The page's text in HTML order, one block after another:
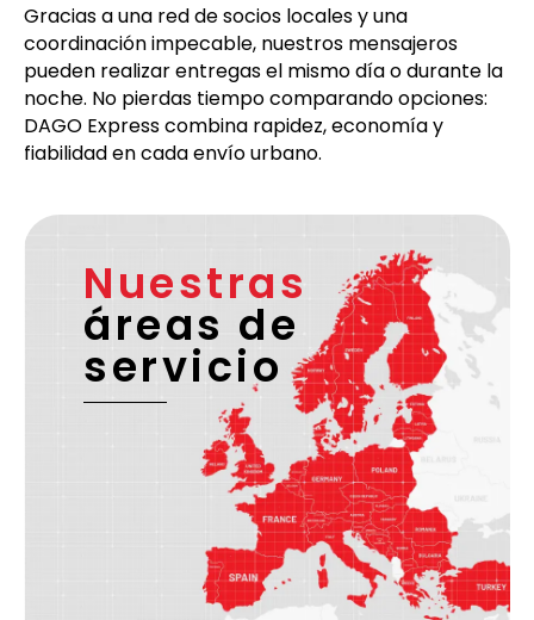
Gracias a una red de socios locales y una
coordinación impecable, nuestros mensajeros
pueden realizar entregas el mismo día o durante la
noche. No pierdas tiempo comparando opciones:
DAGO Express combina rapidez, economía y
fiabilidad en cada envío urbano.
Nuestras
áreas de
servicio